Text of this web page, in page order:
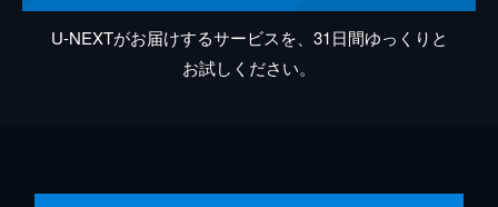
U-NEXTがお届けするサービスを、31日間ゆっくりと
お試しください。